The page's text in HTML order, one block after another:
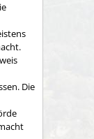
Die